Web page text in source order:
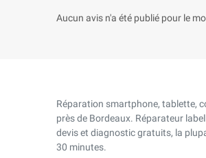
Aucun avis n'a été publié pour le
Réparation smartphone, tablette,
près de Bordeaux. Réparateur
devis et diagnostic gratuits, la
30 minutes.